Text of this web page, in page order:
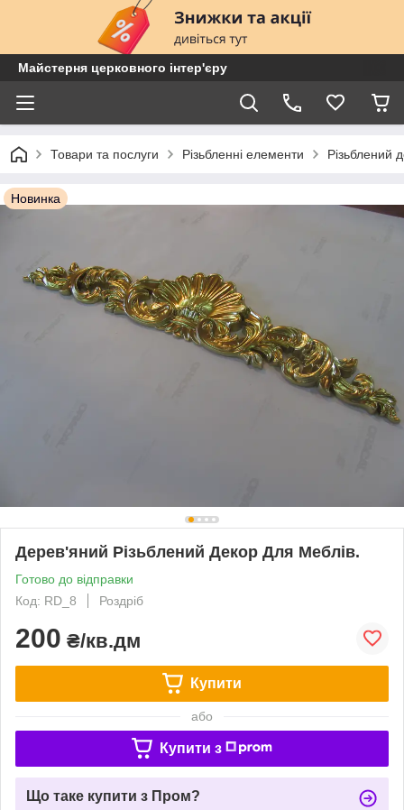
Майстерня церковного інтер'єру
Товари та послуги Різьбленні елементи Різьблений
Новинка
Дерев'яний Різьблений Декор Для Меблів.
Готово до відправки
Код: RD_8
Роздріб
200 ₴/кв.дм
Купити
або
Купити з
Що таке купити з Пром?